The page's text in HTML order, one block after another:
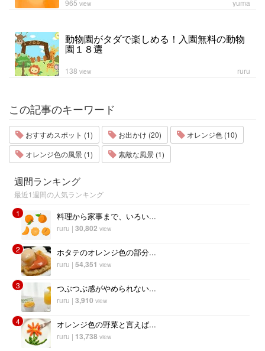
yuma
965 view
動物園がタダで楽しめる！入園無料の動物
園１８選
ruru
138 view
この記事のキーワード
おすすめスポット (1) お出かけ (20)
オレンジ色 (10)
オレンジ色の風景 (1)
素敵な風景 (1)
週間ランキング
最近1週間の人気ランキング
1
料理から家事まで、いろい...
ruru | 30,802 view
2 ホタテのオレンジ色の部分...
ruru | 54,351 view
3 つぶつぶ感がやめられない...
ruru | 3,910 view
4 オレンジ色の野菜と言えば...
ruru | 13,738 view